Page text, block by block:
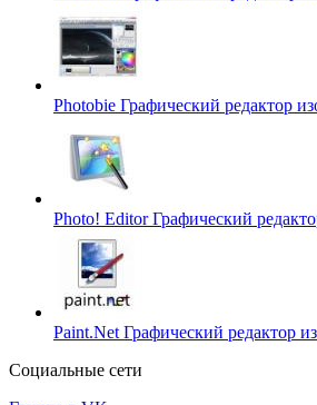
Photobie Графический редактор
Photo! EditorГрафический
Paint.Net Графический редактор
Социальные сети